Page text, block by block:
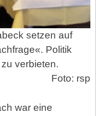
setzen auf
Politik
verbieten.
Foto: rsp
war eine